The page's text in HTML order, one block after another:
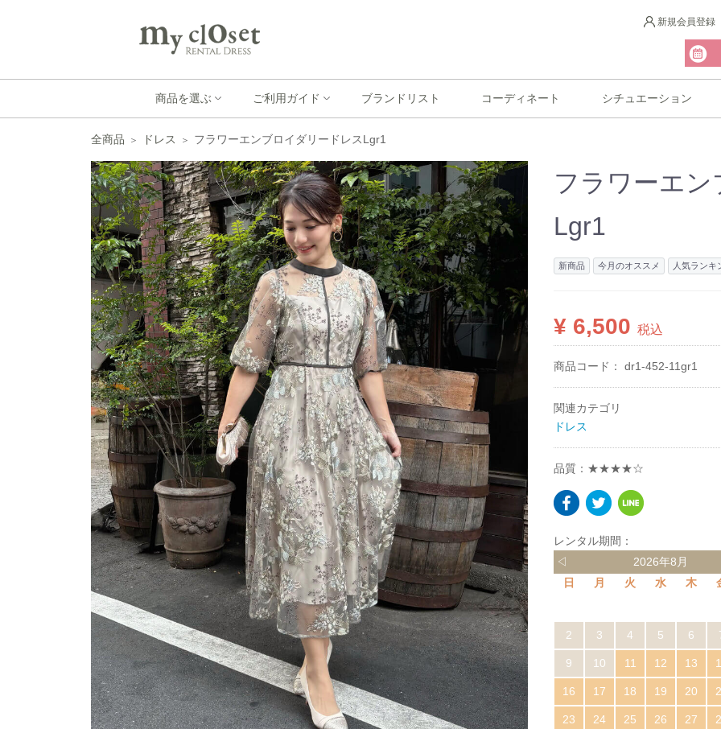
新規会員登録
商品を選ぶ ご利用ガイド ブランドリスト コーディネート シチュエーション
全商品 ドレス フラワーエンブロイダリードレスLgr1
フラワーエ
Lgr1
新商品 今月のオススメ 人気ランキ
¥ 6,500 税込
商品コード： dr1-452-11gr1
関連カテゴリ
ドレス
品質：★★★★☆
レンタル期間：
◁
2026年8月
日
月 火 水 木
2 3 4 5 6
9 10 11 12 13
16 17 18 19 20
23 24 25 26 27